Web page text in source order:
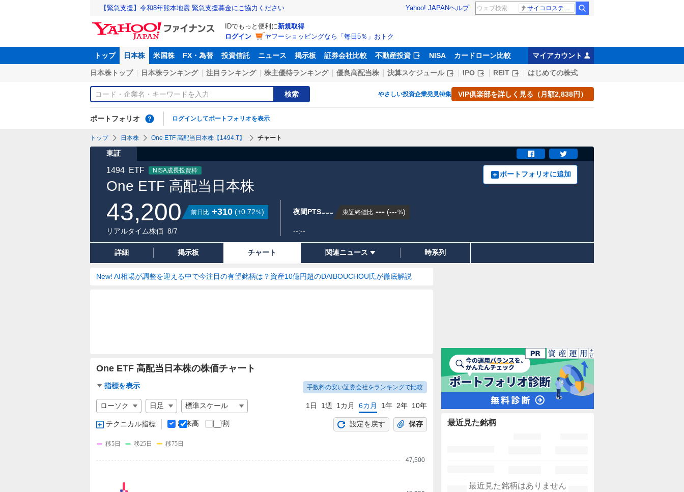
【緊急支援】令和8年熊本地震 緊急支援募金にご協力ください Yahoo! JAPANヘルプ サイコロステーキ先輩
IDでもっと便利に新規取得
ログイン
ヤフーショッピングなら「毎日5％」おトク
トップ 日本株 米国株 FX・為替 投資信託 ニュース 掲示板 証券会社比較 不動産投資 NISA カードローン比較 マイアカウント
日本株トップ 日本株ランキング 注目ランキング 株主優待ランキング 優良高配当株 決算スケジュール IPO REIT はじめての株式
検索 やさしい投資企業発見特集 VIP倶楽部を詳しく見る（月額2,838円）
ポートフォリオ ログインしてポートフォリオを表示
トップ 日本株 One ETF 高配当日本株【1494.T】 チャート
東証
One ETF 高配当日本株
1494 ETF NISA成長投資枠 ポートフォリオに追加
43,200 前日比 +310 (+0.72%)
リアルタイム株価 8/7
夜間PTS--- 東証終値比 --- (---%)
--:--
詳細 掲示板 チャート 関連ニュース 時系列
New! AI相場が調整を迎える中で今注目の有望銘柄は？資産10億円超のDAIBOUCHOU氏が徹底解説
One ETF 高配当日本株の株価チャート
チ
ャ
ー
ト
指
標
手数料の安い証券会社をランキングで比較
指標を表示
チ
ャ
ー
の
定
1日 1週 1カ月 6カ月 1年 2年 10年
テクニカル指標 出来高 分割 設定を戻す 保存
47,500
移5日 移25日 移75日
最近見た銘柄
最近見た銘柄はありません